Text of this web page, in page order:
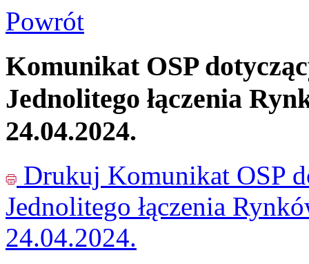
Powrót
Komunikat OSP
Jednolitego łączenia
24.04.2024.
Drukuj Komunikat OSP
Jednolitego łączenia
24.04.2024.